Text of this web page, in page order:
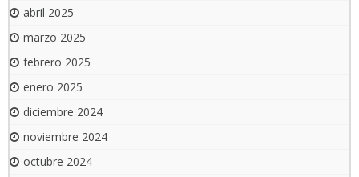
abril 2025
marzo 2025
febrero 2025
enero 2025
diciembre 2024
noviembre 2024
octubre 2024